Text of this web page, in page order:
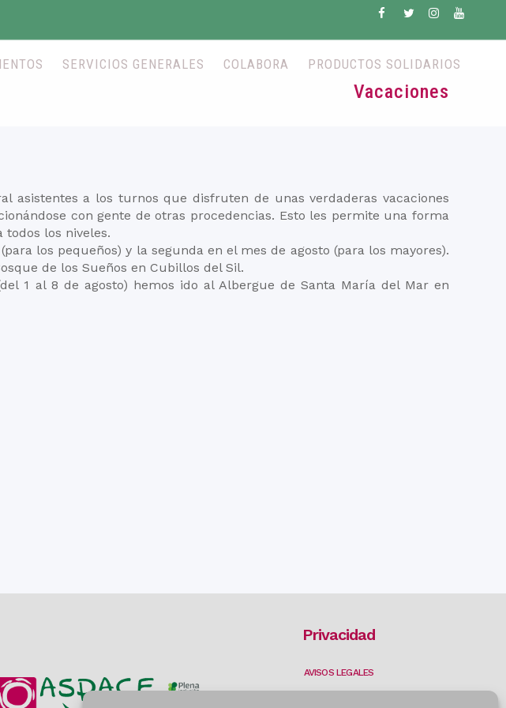
SERVICIOS GENERALES COLABORA PRODUCTOS SOLIDARIOS
Vacaciones
asistentes a los turnos que disfruten de unas verdaderas vacaciones
con gente de otras procedencias. Esto les permite una forma
los niveles.
los pequeños) y la segunda en el mes de agosto (para los mayores).
de los Sueños en Cubillos del Sil.
1 al 8 de agosto) hemos ido al Albergue de Santa María del Mar en
Privacidad
AVISOS LEGALES